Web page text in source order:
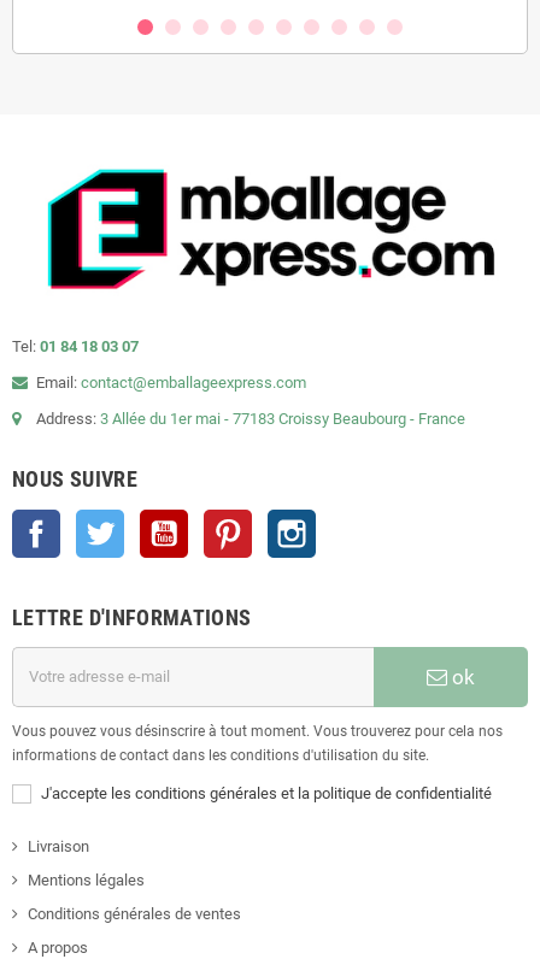
Tel: 01 84 18 03 07
Email: contact@emballageexpress.com
Address: 3 Allée du 1er mai - 77183 Croissy Beaubourg - France
NOUS SUIVRE
Facebook Twitter YouTube Pinterest
LETTRE D'INFORMATIONS
ok
Vous pouvez vous désinscrire à tout moment. Vous trouverez pour cela nos
informations de contact dans les conditions d'utilisation du site.
J'accepte les conditions générales et la politique de confidentialité
Livraison
Mentions légales
Conditions générales de ventes
A propos